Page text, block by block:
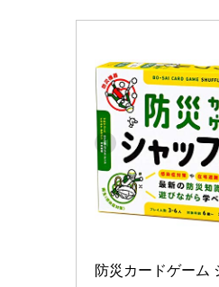
防災カードゲーム